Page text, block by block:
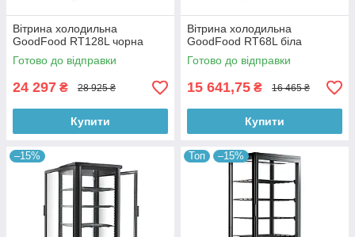
Вітрина холодильна
GoodFood RT128L чорна
Готово до відправки
24 297 ₴ 28 925 ₴
Купити
Вітрина холодильна
GoodFood RT68L біла
Готово до відправки
15 641,75 ₴ 16 465 ₴
Купити
–15% Топ –15%